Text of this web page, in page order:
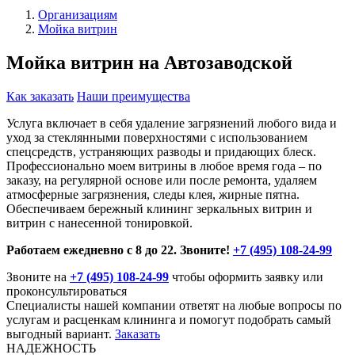
Организациям
Мойка витрин
Мойка витрин на Автозаводской
Как заказать Наши преимущества
Услуга включает в себя удаление загрязнений любого вида и
уход за стеклянными поверхностями с использованием
спецсредств, устраняющих разводы и придающих блеск.
Профессионально моем витрины в любое время года – по
заказу, на регулярной основе или после ремонта, удаляем
атмосферные загрязнения, следы клея, жирные пятна.
Обеспечиваем бережный клининг зеркальных витрин и
витрин с нанесенной тонировкой.
Работаем ежедневно с 8 до 22. Звоните! +7 (495) 108-24-99
Звоните на +7 (495) 108-24-99 чтобы оформить заявку или
проконсультироваться
Специалисты нашей компании ответят на любые вопросы по
услугам и расценкам клининга и помогут подобрать самый
выгодный вариант. Заказать
НАДЕЖНОСТЬ